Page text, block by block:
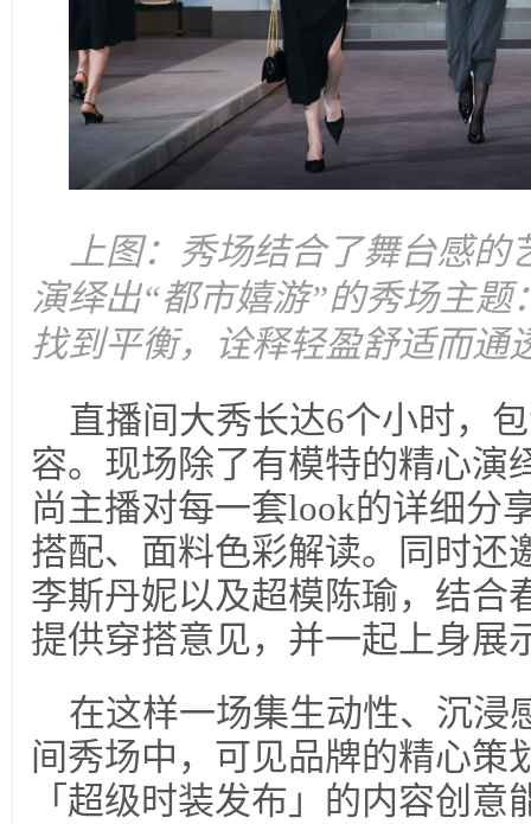
上图：秀场结合了舞台感的
演绎出“都市嬉游”的秀场主题
找到平衡，诠释轻盈舒适而通
直播间大秀长达6个小时，
容。现场除了有模特的精心演
尚主播对每一套look的详细分
搭配、面料色彩解读。同时还
李斯丹妮以及超模陈瑜，结合
提供穿搭意见，并一起上身展
在这样一场集生动性、沉浸
间秀场中，可见品牌的精心策
「超级时装发布」的内容创意